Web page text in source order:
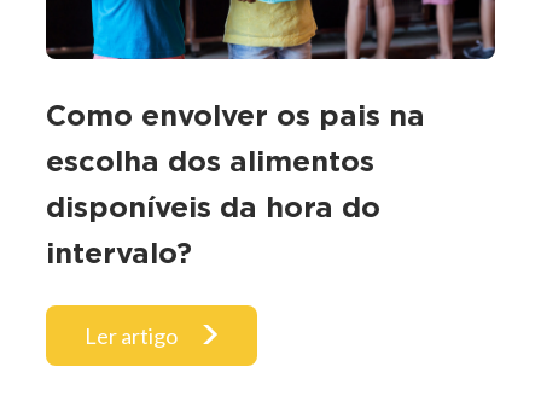
Como envolver os pais na
escolha dos alimentos
disponíveis da hora do
intervalo?
Ler artigo